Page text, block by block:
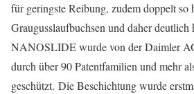
für geringste Reibung, zudem doppelt
Graugusslaufbuchsen und daher deutlich
NANOSLIDE wurde von der Daimler
durch über 90 Patentfamilien und mehr
geschützt. Die Beschichtung wurde